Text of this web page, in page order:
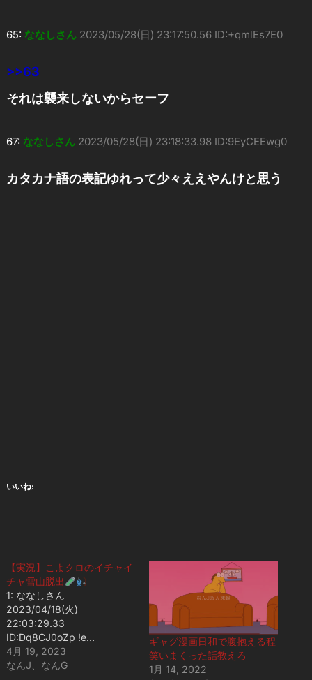
65: ななしさん 2023/05/28(日) 23:17:50.56 ID:+qmlEs7E0
>>63
それは襲来しないからセーフ
67: ななしさん 2023/05/28(日) 23:18:33.98 ID:9EyCEEwg0
カタカナ語の表記ゆれって少々ええやんけと思う
いいね:
【実況】こよクロのイチャイ
チャ雪山脱出
1: ななしさん
2023/04/18(火)
22:03:29.33
ID:Dq8CJ0oZp !e…
4月 19, 2023
なんJ、なんG
ギャグ漫画日和で腹抱える程
笑いまくった話教えろ
1月 14, 2022